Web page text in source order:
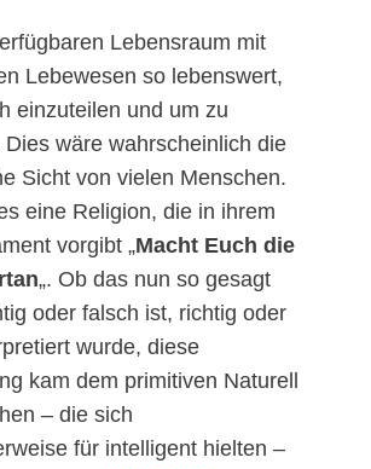
Lebensraum mit
Lebewesen so lebenswert,
einzuteilen und um zu
Dies wäre wahrscheinlich die
Sicht von vielen Menschen.
eine Religion, die in ihrem
vorgibt „Macht Euch die
„. Ob das nun so gesagt
oder falsch ist, richtig oder
wurde, diese
kam dem primitiven Naturell
– die sich
für intelligent hielten –